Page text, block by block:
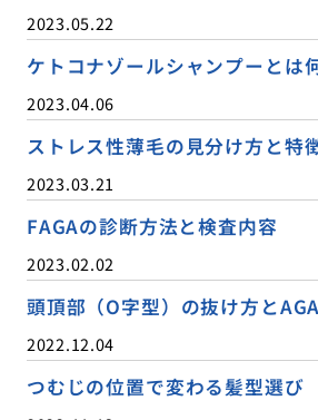
2023.05.22
ケトコナゾールシャンプーとは
2023.04.06
ストレス性薄毛の見分け方と特
2023.03.21
FAGAの診断方法と検査内容
2023.02.02
頭頂部（O字型）の抜け方と
2022.12.04
つむじの位置で変わる髪型選び